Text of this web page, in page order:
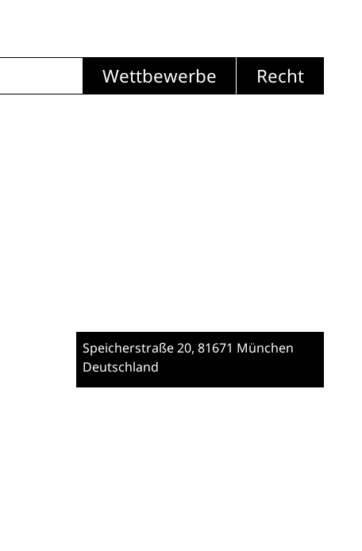
Wettbewerbe Recht
Speicherstraße 20, 81671 München
Deutschland